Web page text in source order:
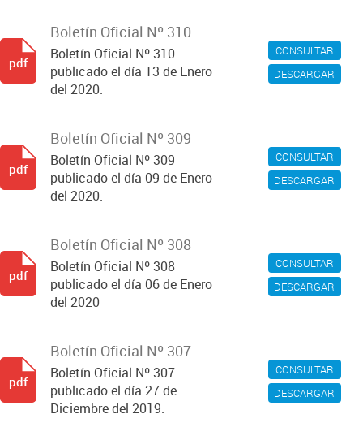
CONSULTAR
DESCARGAR
Boletín Oficial Nº 310
Boletín Oficial Nº 310
publicado el día 13 de Enero
del 2020.
pdf
CONSULTAR
DESCARGAR
Boletín Oficial Nº 309
Boletín Oficial Nº 309
publicado el día 09 de Enero
del 2020.
pdf
CONSULTAR
DESCARGAR
Boletín Oficial Nº 308
Boletín Oficial Nº 308
publicado el día 06 de Enero
del 2020
pdf
CONSULTAR
DESCARGAR
Boletín Oficial Nº 307
Boletín Oficial Nº 307
publicado el día 27 de
Diciembre del 2019.
pdf